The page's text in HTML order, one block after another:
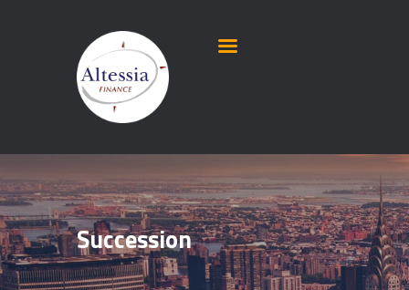
Succession